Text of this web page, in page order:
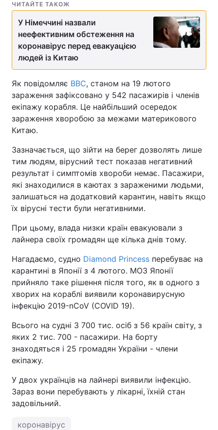
ЧИТАЙТЕ ТАКОЖ
У Німеччині назвали
неефективним обстеження на
коронавірус перед евакуацією
людей із Китаю
Як повідомляє BBC, станом на 19 лютого
зараження зафіксовано у 542 пасажирів і членів
екіпажу корабля. Це найбільший осередок
зараження хворобою за межами материкового
Китаю.
Зазначається, що зійти на берег дозволять лише
тим людям, вірусний тест показав негативний
результат і симптомів хвороби немає. Пасажири,
які знаходилися в каютах з зараженими людьми,
залишаться на додатковий карантин, навіть якщо
їх вірусні тести були негативними.
При цьому, влада низки країн евакуювали з
лайнера своїх громадян ще кілька днів тому.
Нагадаємо, судно Diamond Princess перебуває на
карантині в Японії з 4 лютого. МОЗ Японії
прийняло таке рішення після того, як в одного з
хворих на кораблі виявили коронавирусную
інфекцію 2019-nCoV (СOVID 19).
Всього на судні 3 700 тис. осіб з 56 країн світу, з
яких 2 тис. 700 - пасажири. На борту
знаходяться і 25 громадян України - члени
екіпажу.
У двох українців на лайнері виявили інфекцію.
Зараз вони перебувають у лікарні, їхній стан
задовільний.
коронавірус